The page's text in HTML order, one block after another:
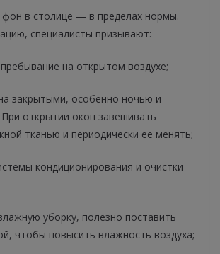
фон в столице — в пределах нормы.
специалисты призывают:
на открытом воздухе;
закрытыми, особенно ночью и
открытии окон завешивать
тканью и периодически ее менять;
кондиционирования и очистки
уборку, полезно поставить
чтобы повысить влажность воздуха;